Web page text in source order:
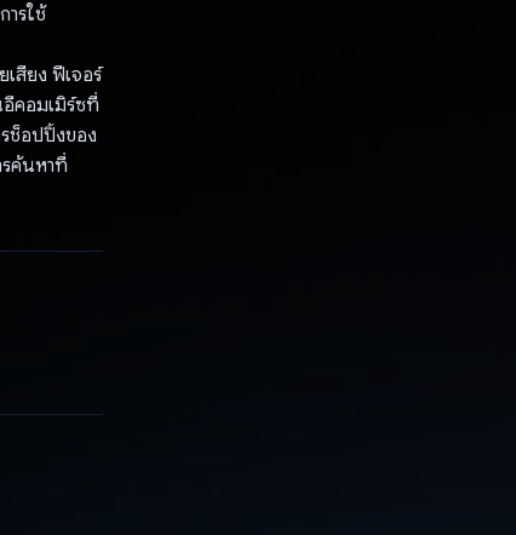
ารใช้
สียง ฟีเจอร์
คอมเมิร์ซที่
ช็อปปิ้งของ
ค้นหาที่